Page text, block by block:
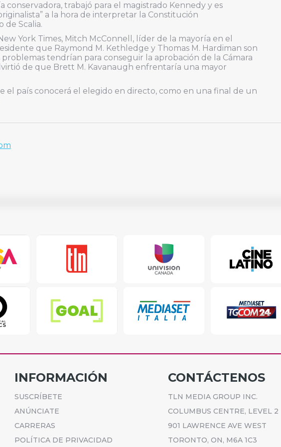
conservadora, trabajó para el magistrado Kennedy y es
a la hora de interpretar la Constitución
de Scalia.
York Times, Mitch McConnell, líder de la mayoría en el
que Raymond M. Kethledge y Thomas M. Hardiman son
problemas tendrían para conseguir la aprobación de la Cámara
de que Brett M. Kavanaugh enfrentaría una mayor
el país conocerá el elegido en directo, como en una final de un
INFORMACIÓN
SUSCRÍBETE
ANÚNCIATE
CARRERAS
POLÍTICA DE PRIVACIDAD
CONTÁCTENOS
TLN MEDIA GROUP INC.
COLUMBUS CENTRE, LEVEL 2
901 LAWRENCE AVE WEST
TORONTO, ON, M6A 1C3